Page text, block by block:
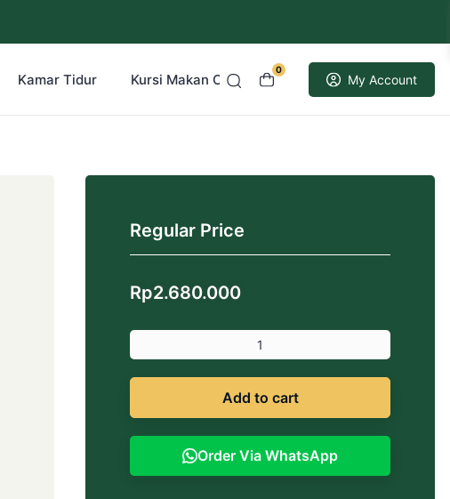
0
My Account
Kamar Tidur Kursi Makan Cafe Resto Kusen Pintu Jati
Regular Price
Rp2.680.000
Add to cart
Order Via WhatsApp